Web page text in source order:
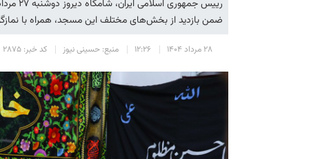
ضمن بازدید از بخش‌های مختلف این مسجد، همراه با
۲۸ مرداد ۱۴۰۴ ۱۲:۲۶ منبع: حسینی نیوز کد خبر: ۲۸۷۵